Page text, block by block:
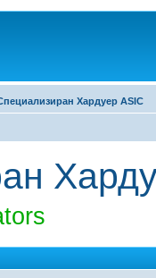
Хардуер ASIC